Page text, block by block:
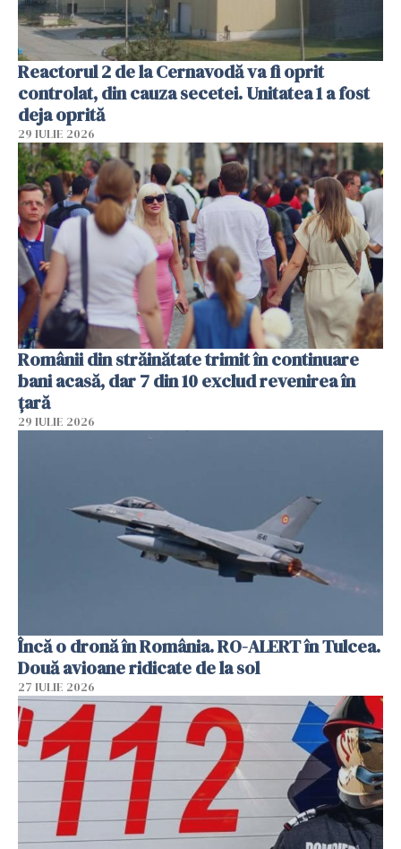
Reactorul 2 de la Cernavodă va fi oprit
controlat, din cauza secetei. Unitatea 1 a fost
deja oprită
29 IULIE 2026
Românii din străinătate trimit în continuare
bani acasă, dar 7 din 10 exclud revenirea în
țară
29 IULIE 2026
Încă o dronă în România. RO-ALERT în Tulcea.
Două avioane ridicate de la sol
27 IULIE 2026